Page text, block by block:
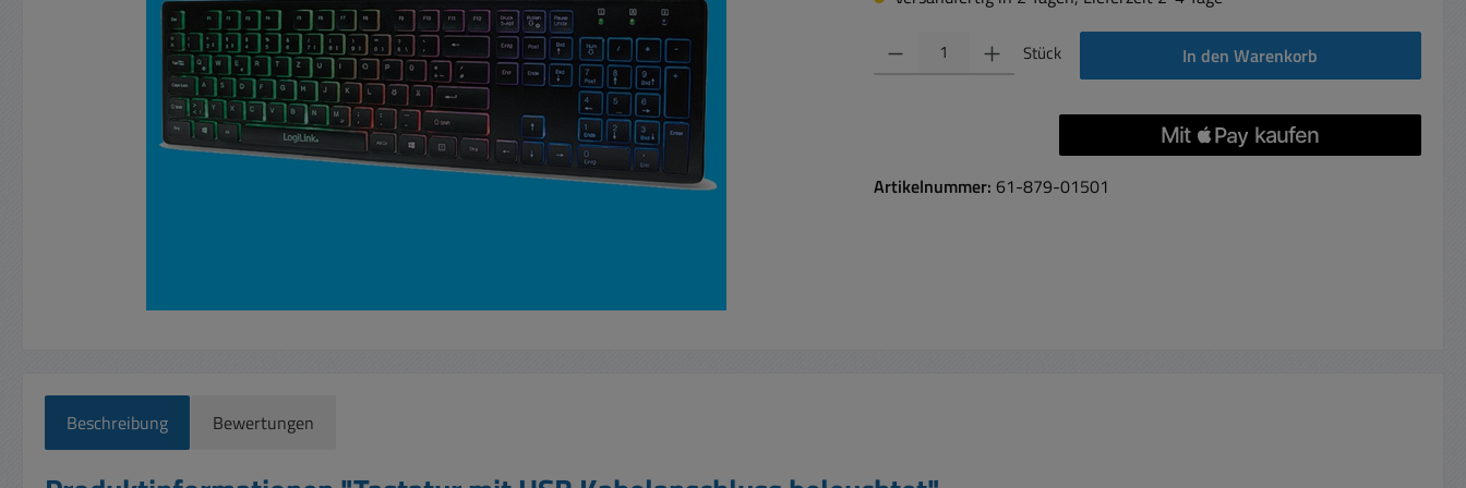
Produkt Anzahl: Gib den gewünschten Wert ein oder benutze die Schaltflächen um die
Stück In den Warenkorb
Artikelnummer: 61-879-01501
Beschreibung Bewertungen